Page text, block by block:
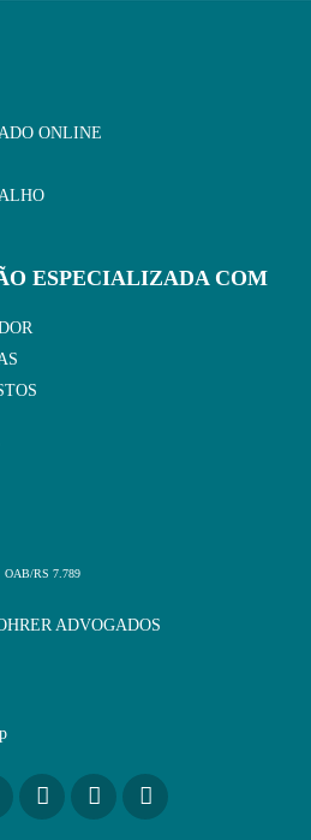
ONLINE
ESPECIALIZADA COM
OAB/RS 7.789
ADVOGADOS